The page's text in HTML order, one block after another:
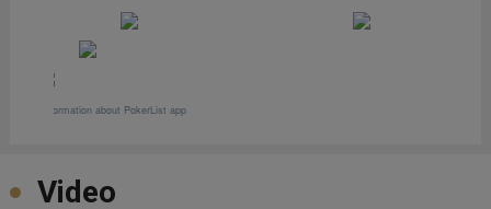
Video